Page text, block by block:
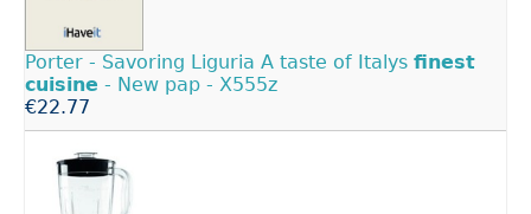
Porter - Savoring Liguria A taste of Italys finest
cuisine - New pap - X555z
€22.77